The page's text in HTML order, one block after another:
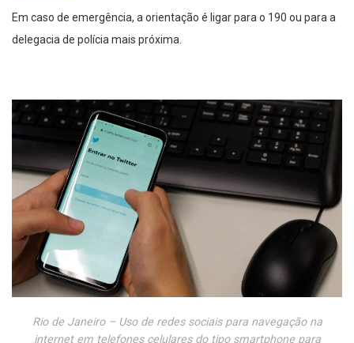
Em caso de emergência, a orientação é ligar para o 190 ou para a
delegacia de polícia mais próxima.
Rio de Janeiro – Uso de redes sociais para navegação na
internet em telefones celulares do tipo smartphone para